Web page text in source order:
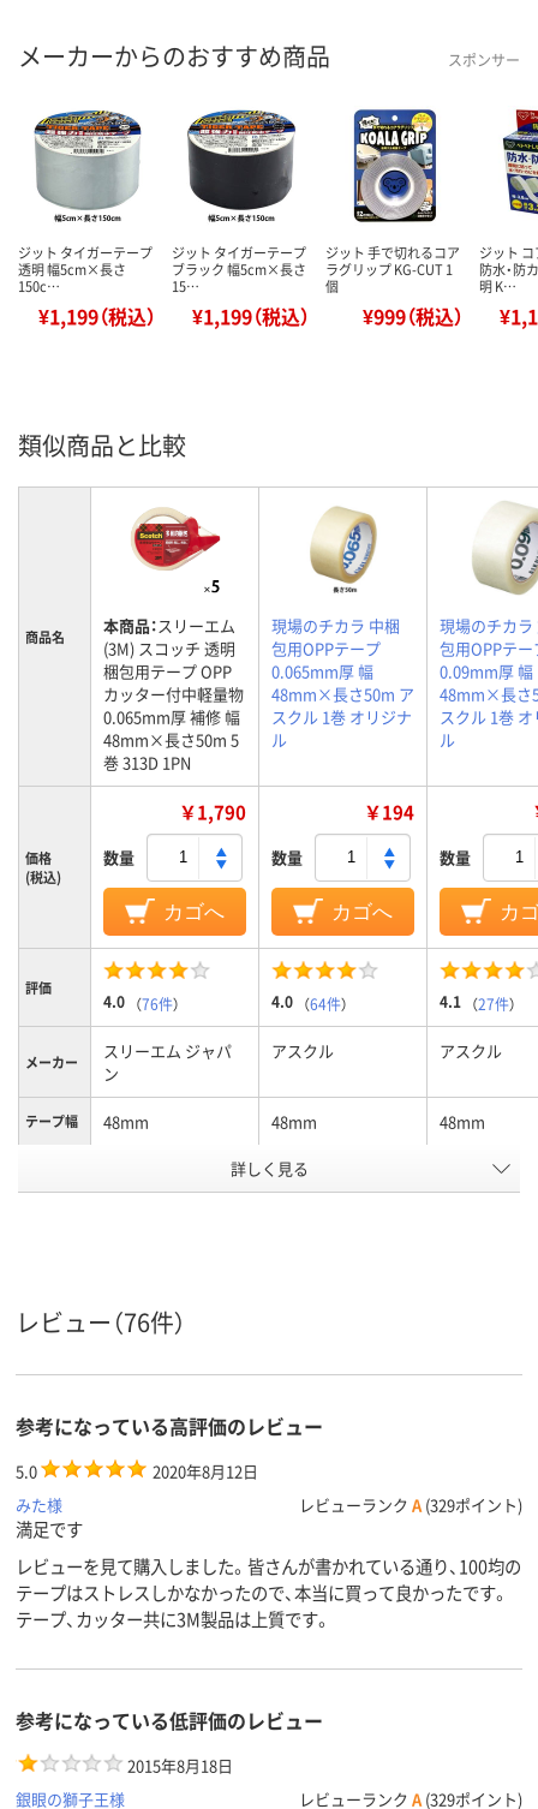
メーカーからのおすすめ商品 スポンサー
ジット タイガーテープ
透明 幅5cm×長さ
150c…
¥1,199（税込）
ジット タイガーテープ
ブラック 幅5cm×長さ
15…
¥1,199（税込）
ジット 手で切れるコア
ラグリップ KG-CUT 1
個
¥999（税込）
ジット
防水・防
明 K…
類似商品と比較
商品名 本商品：スリーエム
(3M) スコッチ 透明
梱包用テープ OPP
カッター付中軽量物
0.065mm厚 補修 幅
48mm×長さ50m 5
巻 313D 1PN
現場のチカラ 中梱
包用OPPテープ
0.065mm厚 幅
48mm×長さ50m ア
スクル 1巻 オリジナ
ル
現場のチカラ
包用OPPテー
0.09mm厚 幅
48mm×長さ
スクル 1巻
ル
価格
(税込)
￥1,790
数量
カゴへ
￥194
数量
カゴへ
数量
カ
評価
4.0 （76件） 4.0 （64件） 4.1 （27件）
メーカー
スリーエム ジャパ
ン
アスクル アスクル
テープ幅 48mm 48mm 48mm
ループ
クリア(透明・半透明)
系
スコア
詳しく見る
レビュー（76件）
参考になっている高評価のレビュー
5.0
2020年8月12日
みた様
レビューランク A (329ポイント)
満足です
レビューを見て購入しました。皆さんが書かれている通り、100均の
テープはストレスしかなかったので、本当に買って良かったです。
テープ、カッター共に3M製品は上質です。
参考になっている低評価のレビュー
2015年8月18日
銀眼の獅子王様
レビューランク A (329ポイント)